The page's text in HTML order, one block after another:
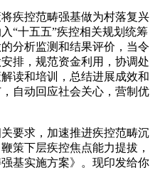
控范畴强基做为村落复兴
“十五五”疾控相关规划统筹
分析监测和结果评价，当令
排，规范资金利用，协调处
读和培训，总结进展成效和
自动回应社会关心，营制优
求，加速推进疾控范畴沉
策下层疾控焦点能力提拔，
基实施方案》。现印发给你